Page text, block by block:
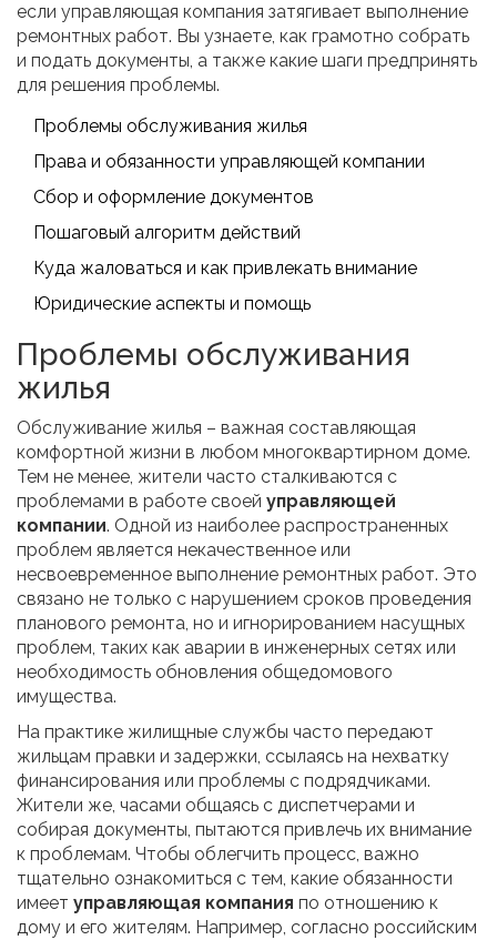
если управляющая компания затягивает выполнение
ремонтных работ. Вы узнаете, как грамотно собрать
и подать документы, а также какие шаги предпринять
для решения проблемы.
Проблемы обслуживания жилья
Права и обязанности управляющей компании
Сбор и оформление документов
Пошаговый алгоритм действий
Куда жаловаться и как привлекать внимание
Юридические аспекты и помощь
Проблемы обслуживания
жилья
Обслуживание жилья – важная составляющая
комфортной жизни в любом многоквартирном доме.
Тем не менее, жители часто сталкиваются с
проблемами в работе своей управляющей
компании. Одной из наиболее распространенных
проблем является некачественное или
несвоевременное выполнение ремонтных работ. Это
связано не только с нарушением сроков проведения
планового ремонта, но и игнорированием насущных
проблем, таких как аварии в инженерных сетях или
необходимость обновления общедомового
имущества.
На практике жилищные службы часто передают
жильцам правки и задержки, ссылаясь на нехватку
финансирования или проблемы с подрядчиками.
Жители же, часами общаясь с диспетчерами и
собирая документы, пытаются привлечь их внимание
к проблемам. Чтобы облегчить процесс, важно
тщательно ознакомиться с тем, какие обязанности
имеет управляющая компания по отношению к
дому и его жителям. Например, согласно российским